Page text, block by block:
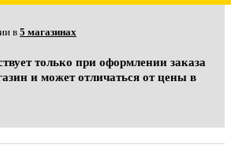
в5 магазинах
только при оформлении заказа
и может отличаться от цены в